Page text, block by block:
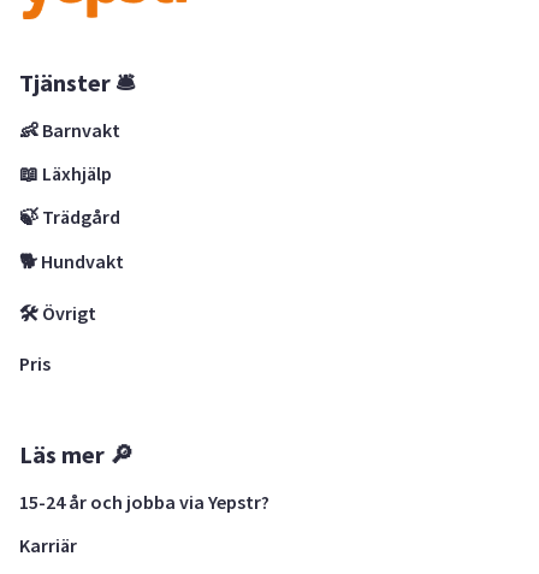
Tjänster 🛎
👶 Barnvakt
📖 Läxhjälp
🍃 Trädgård
🐕 Hundvakt
🛠 Övrigt
Pris
Läs mer 🔎
15-24 år och jobba via Yepstr?
Karriär